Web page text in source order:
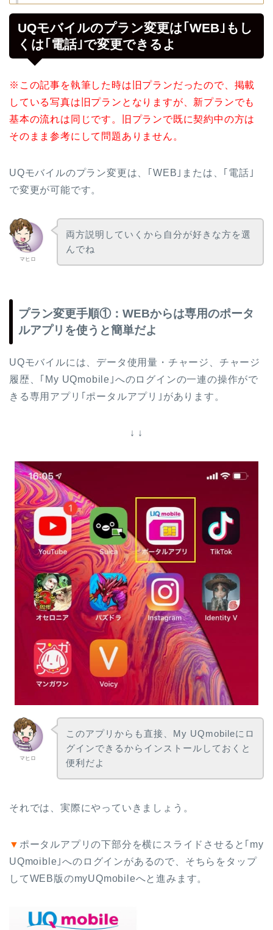
UQモバイルのプラン変更は｢WEB｣もし
くは｢電話｣で変更できるよ
※この記事を執筆した時は旧プランだったので、掲載
している写真は旧プランとなりますが、新プランでも
基本の流れは同じです。旧プランで既に契約中の方は
そのまま参考にして問題ありません。
UQモバイルのプラン変更は、｢WEB｣または、｢電話｣
で変更が可能です。
マヒロ
両方説明していくから自分が好きな方を選
んでね
プラン変更手順①：WEBからは専用のポータ
ルアプリを使うと簡単だよ
UQモバイルには、データ使用量・チャージ、チャージ
履歴、｢My UQmobile｣へのログインの一連の操作がで
きる専用アプリ｢ポータルアプリ｣があります。
↓ ↓
マヒロ
このアプリからも直接、My UQmobileにロ
グインできるからインストールしておくと
便利だよ
それでは、実際にやっていきましょう。
▼ ポータルアプリの下部分を横にスライドさせると｢my
UQmoible｣へのログインがあるので、そちらをタップ
してWEB版のmyUQmobileへと進みます。